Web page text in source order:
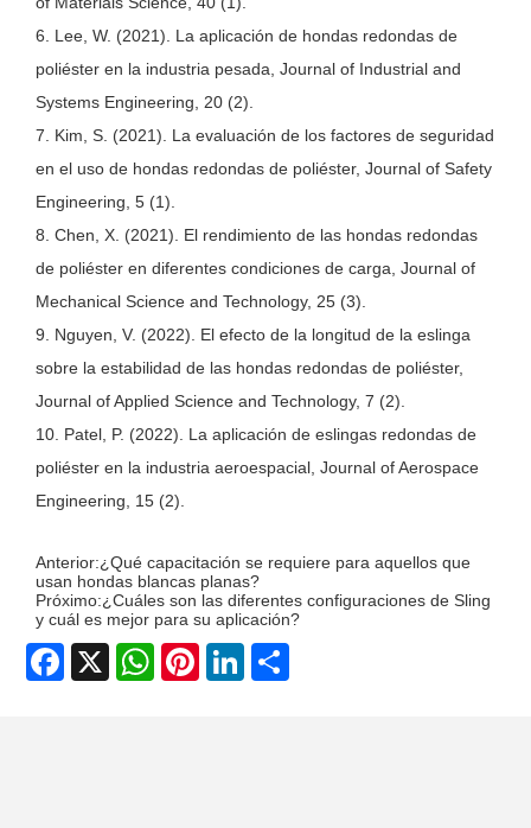
6. Lee, W. (2021). La aplicación de hondas redondas de
poliéster en la industria pesada, Journal of Industrial and
Systems Engineering, 20 (2).
7. Kim, S. (2021). La evaluación de los factores de seguridad
en el uso de hondas redondas de poliéster, Journal of Safety
Engineering, 5 (1).
8. Chen, X. (2021). El rendimiento de las hondas redondas
de poliéster en diferentes condiciones de carga, Journal of
Mechanical Science and Technology, 25 (3).
9. Nguyen, V. (2022). El efecto de la longitud de la eslinga
sobre la estabilidad de las hondas redondas de poliéster,
Journal of Applied Science and Technology, 7 (2).
10. Patel, P. (2022). La aplicación de eslingas redondas de
poliéster en la industria aeroespacial, Journal of Aerospace
Engineering, 15 (2).
Anterior:¿Qué capacitación se requiere para aquellos que
usan hondas blancas planas?
Próximo:¿Cuáles son las diferentes configuraciones de Sling
y cuál es mejor para su aplicación?
Facebook
X WhatsAppPinterestLinkedIn